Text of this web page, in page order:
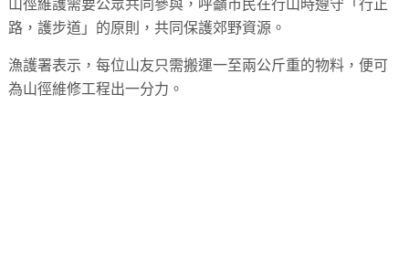
山徑維護需要公眾共同參與，呼籲市民在行山時遵守「行正
路，護步道」的原則，共同保護郊野資源。
漁護署表示，每位山友只需搬運一至兩公斤重的物料，便可
為山徑維修工程出一分力。